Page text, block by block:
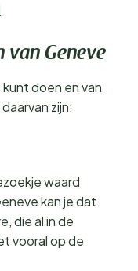
van Geneve
doen en van
zijn:
waard
kan je dat
die al in de
vooral op de